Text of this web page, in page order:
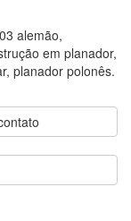
alemão,
em planador,
planador polonês.